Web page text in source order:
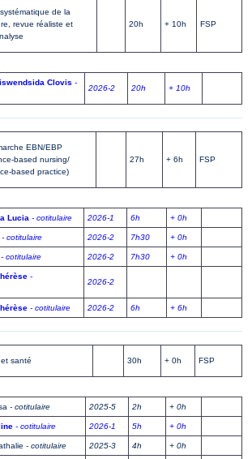
de la
revue réaliste et
20h + 10h FSP
Clovis -
2026-2 20h + 10h
EBN/EBP
based nursing/
based practice)
27h + 6h FSP
Lucia - cotitulaire 2026-1 6h + 0h
- cotitulaire 2026-2 7h30 + 0h
- cotitulaire 2026-2 7h30 + 0h
-
2026-2
- cotitulaire 2026-2 6h + 6h
santé 30h + 0h FSP
- cotitulaire 2025-5 2h + 0h
- cotitulaire 2026-1 5h + 0h
- cotitulaire 2025-3 4h + 0h